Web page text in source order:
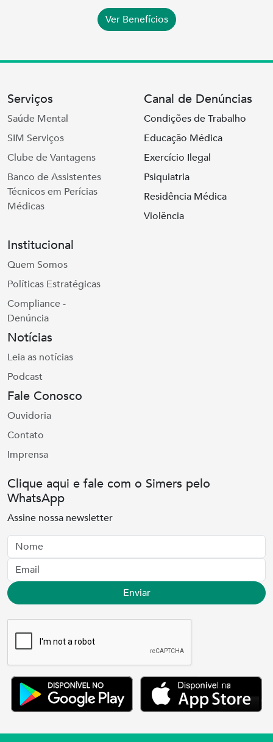
Ver Benefícios
Serviços
Saúde Mental
SIM Serviços
Clube de Vantagens
Banco de Assistentes
Técnicos em Perícias
Médicas
Canal de Denúncias
Condições de Trabalho
Educação Médica
Exercício Ilegal
Psiquiatria
Residência Médica
Violência
Institucional
Quem Somos
Políticas Estratégicas
Compliance -
Denúncia
Notícias
Leia as notícias
Podcast
Fale Conosco
Ouvidoria
Contato
Imprensa
Clique aqui e fale com o Simers pelo
WhatsApp
Assine nossa newsletter
Nome
Email
Enviar